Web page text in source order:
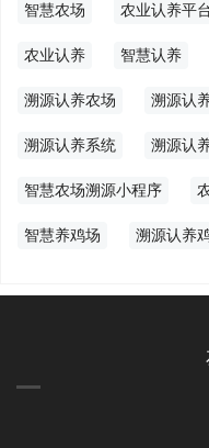
智慧农场 农业认养平
农业认养 智慧认养
溯源认养农场 溯源认
溯源认养系统 溯源认
智慧农场溯源小程序
智慧养鸡场 溯源认养